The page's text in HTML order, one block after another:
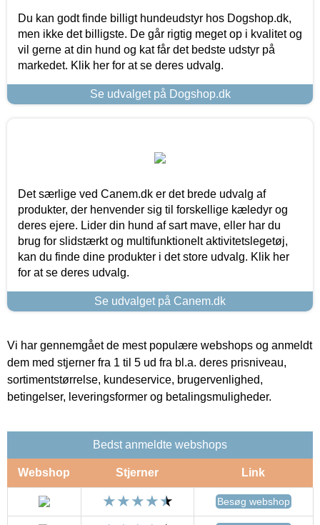
Du kan godt finde billigt hundeudstyr hos Dogshop.dk,
men ikke det billigste. De går rigtig meget op i kvalitet og
vil gerne at din hund og kat får det bedste udstyr på
markedet. Klik her for at se deres udvalg.
Se udvalget på Dogshop.dk
Det særlige ved Canem.dk er det brede udvalg af
produkter, der henvender sig til forskellige kæledyr og
deres ejere. Lider din hund af sart mave, eller har du
brug for slidstærkt og multifunktionelt aktivitetslegetøj,
kan du finde dine produkter i det store udvalg. Klik her
for at se deres udvalg.
Se udvalget på Canem.dk
Vi har gennemgået de mest populære webshops og anmeldt
dem med stjerner fra 1 til 5 ud fra bl.a. deres prisniveau,
sortimentstørrelse, kundeservice, brugervenlighed,
betingelser, leveringsformer og betalingsmuligheder.
Bedst anmeldte webshops
Webshop Stjerner Link
Besøg webshop